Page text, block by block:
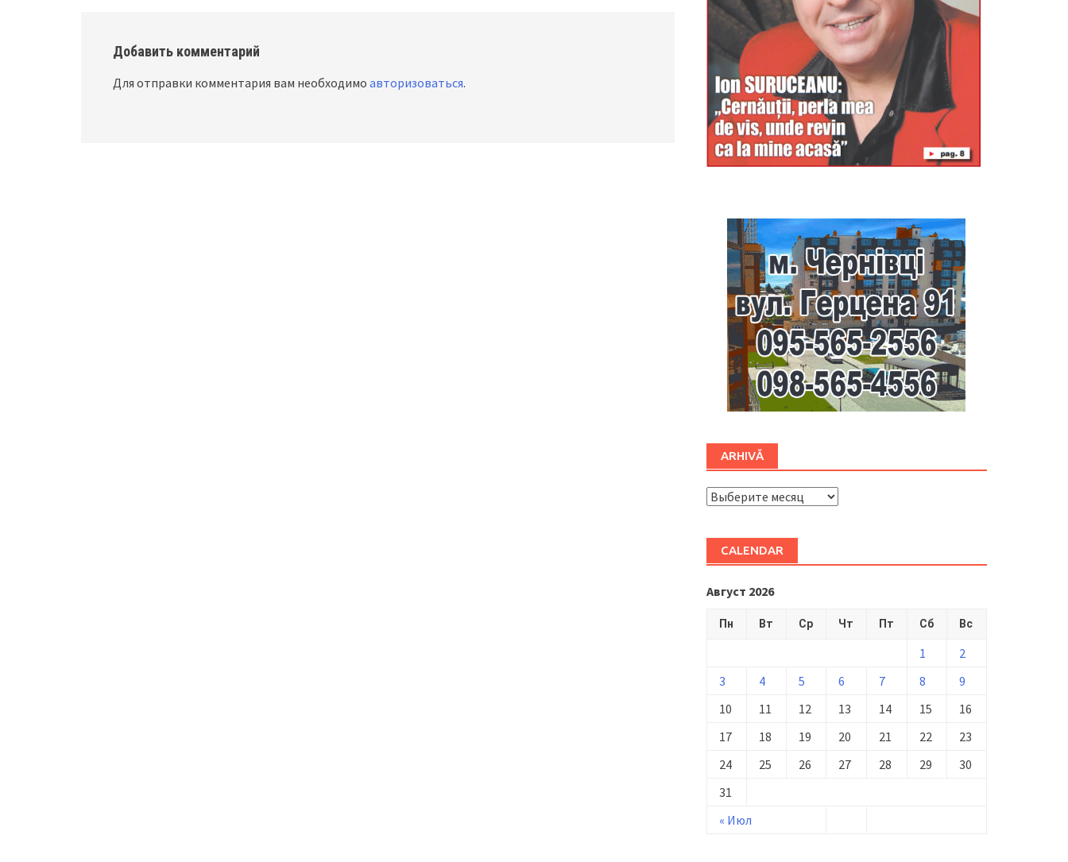
Добавить комментарий
Для отправки комментария вам необходимо авторизоваться.
ARHIVĂ
ARHIVĂ
CALENDAR
Август 2026
Пн Вт Ср Чт Пт Сб Вс
« Июл
1
2
3
4 5 6 7 8
9
10
11 12 13 14 15
16
17
18 19 20 21 22
23
24
25 26 27 28 29
30
31